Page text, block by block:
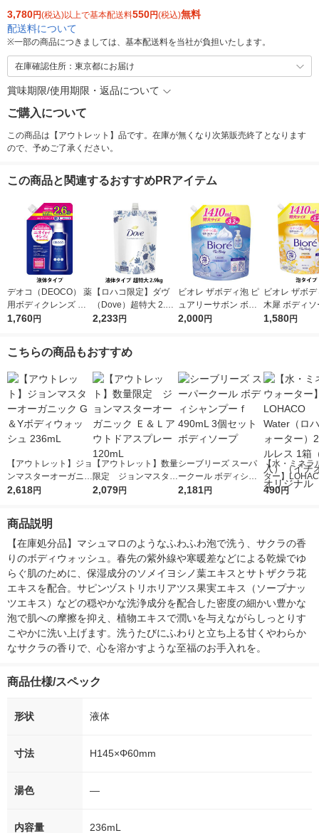
3,780円(税込)以上で基本配送料550円(税込)無料
配送料について
※一部の商品につきましては、基本配送料を当社が負担いたします。
在庫確認住所：東京都にお届け
賞味期限/使用期限・返品について
ご購入について
この商品は【アウトレット】品です。在庫が無くなり次第販売終了となります
ので、予めご了承ください。
この商品と関連するおすすめPRアイテム
デオコ（DEOCO） 薬
用ボディクレンズ 詰
め替え 大容量 650g
1,760円
【ロハコ限定】ダヴ
（Dove）超特大 2.9k
g 液体 ボディウォッ
ボディソープ オリジ
2,233円
ビオレ ザボディ泡 ピ
ュアリーサボン ボデ
ィソープ 詰替特大 14
2,000円
ビオレ ザボ
木犀 ボディソ
替 1410ml 花
1,580円
こちらの商品もおすすめ
【アウトレット】ジョ
ンマスターオーガニッ
ク G＆Yボディウォッ
2,618円
【アウトレット】数量
限定 ジョンマスター
オーガニック Ｅ＆Ｌ
2,079円
シーブリーズ スーパ
ークール ボディシャ
ンプーｆ490mL 3個セ
2,181円
【水・ミネラ
ター】
r（ロハコウ
490円
商品説明
【在庫処分品】マシュマロのようなふわふわ泡で洗う、サクラの香
りのボディウォッシュ。春先の紫外線や寒暖差などによる乾燥でゆ
らぐ肌のために、保湿成分のソメイヨシノ葉エキスとサトザクラ花
エキスを配合。サピンヅストリホリアツス果実エキス（ソープナッ
ツエキス）などの穏やかな洗浄成分を配合した密度の細かい豊かな
泡で肌への摩擦を抑え、植物エキスで潤いを与えながらしっとりす
こやかに洗い上げます。洗うたびにふわりと立ち上る甘くやわらか
なサクラの香りで、心を溶かすような至福のお手入れを。
商品仕様/スペック
形状 液体
寸法 H145×Φ60mm
湯色 ―
内容量 236mL